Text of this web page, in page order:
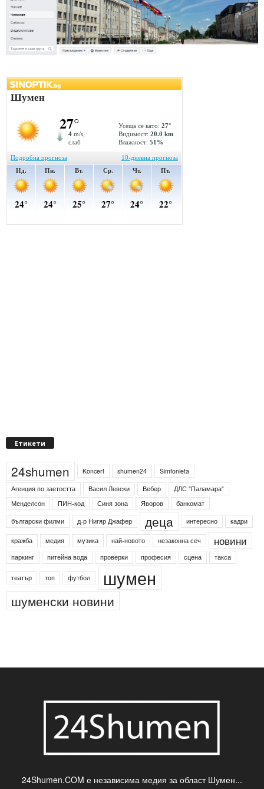
Етикети
24shumen Koncert shumen24
Simfonieta
Агенция по заетостта
Васил Левски Вебер
ДЛС "Паламара"
Менделсон
ПИН-код Синя зона Яворов
банкомат
български филми
д-р Нигяр Джафер деца интересно кадри
кражба медия музика най-новото незаконна сеч новини
паркинг питейна вода проверки професия сцена такса
театър топ футбол шумен
шуменски новини
24Shumen.COM е независима медия за област Шумен...